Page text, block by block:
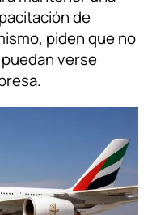
de
piden que no
verse